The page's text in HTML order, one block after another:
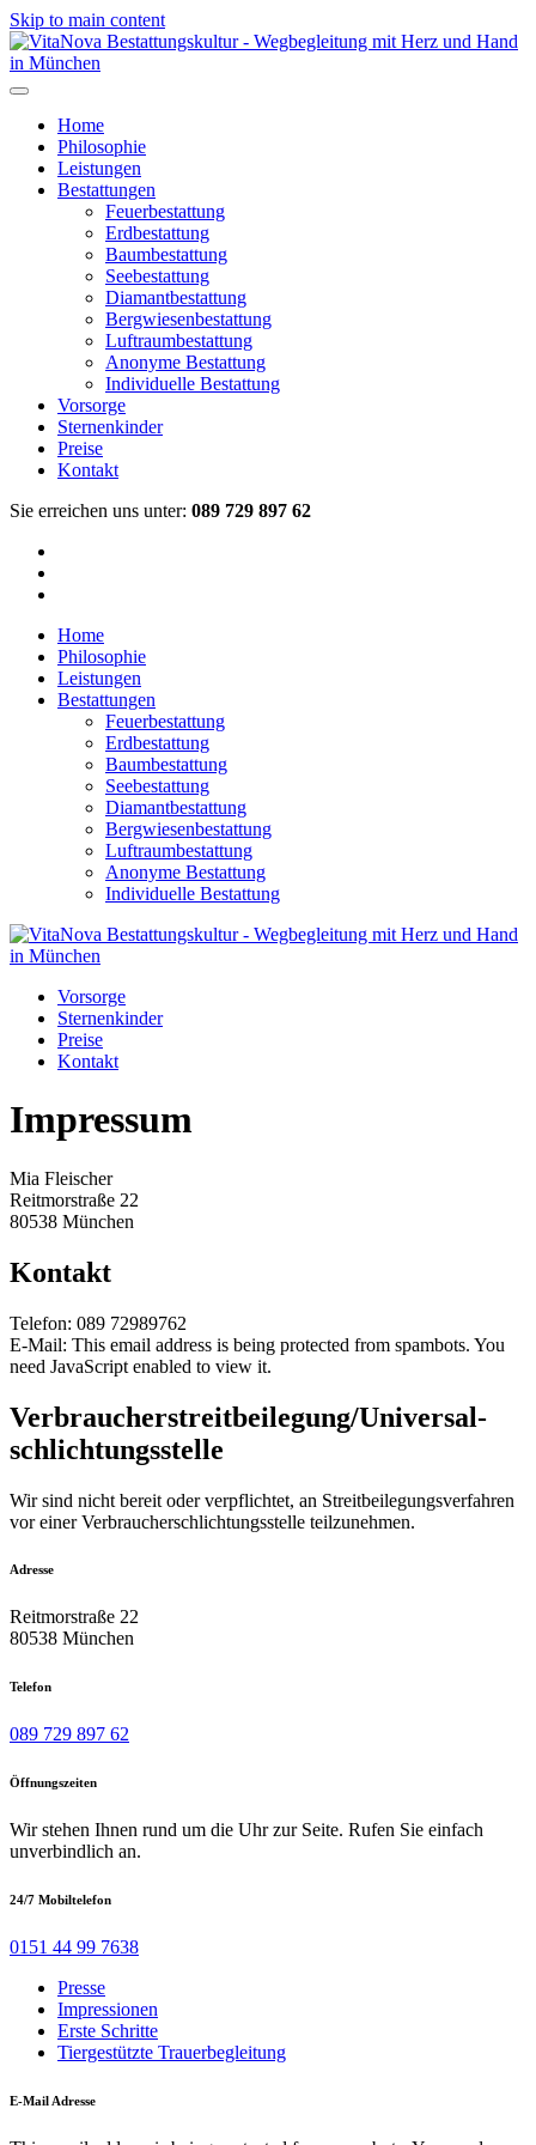
Skip to main content
Home
Philosophie
Leistungen
Bestattungen
Feuerbestattung
Erdbestattung
Baumbestattung
Seebestattung
Diamantbestattung
Bergwiesenbestattung
Luftraumbestattung
Anonyme Bestattung
Individuelle Bestattung
Vorsorge
Sternenkinder
Preise
Kontakt
Sie erreichen uns unter: 089 729 897 62
Home
Philosophie
Leistungen
Bestattungen
Feuerbestattung
Erdbestattung
Baumbestattung
Seebestattung
Diamantbestattung
Bergwiesenbestattung
Luftraumbestattung
Anonyme Bestattung
Individuelle Bestattung
Vorsorge
Sternenkinder
Preise
Kontakt
Impressum
Mia Fleischer
Reitmorstraße 22
80538 München
Kontakt
Telefon: 089 72989762
E-Mail: This email address is being protected from spambots. You
need JavaScript enabled to view it.
Verbraucher­streit­beilegung/Universal­
schlichtungs­stelle
Wir sind nicht bereit oder verpflichtet, an Streitbeilegungsverfahren
vor einer Verbraucherschlichtungsstelle teilzunehmen.
Adresse
Reitmorstraße 22
80538 München
Telefon
089 729 897 62
Öffnungszeiten
Wir stehen Ihnen rund um die Uhr zur Seite. Rufen Sie einfach
unverbindlich an.
24/7 Mobiltelefon
0151 44 99 7638
Presse
Impressionen
Erste Schritte
Tiergestützte Trauerbegleitung
E-Mail Adresse